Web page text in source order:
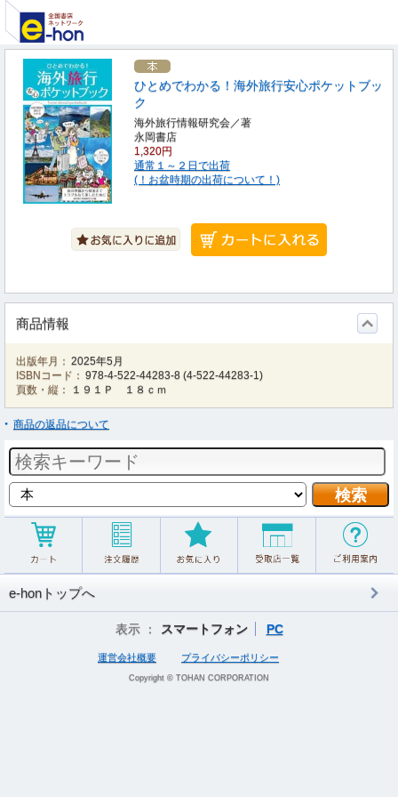
ひとめでわかる！海外旅行安心ポケットブッ
ク
海外旅行情報研究会／著
永岡書店
1,320円
通常１～２日で出荷
(！お盆時期の出荷について！)
商品情報
出版年月： 2025年5月
ISBNコード： 978-4-522-44283-8 (4-522-44283-1)
頁数・縦：
１９１Ｐ １８ｃｍ
商品の返品について
e-honトップへ
表示 ： スマートフォン PC
運営会社概要 プライバシーポリシー
Copyright © TOHAN CORPORATION